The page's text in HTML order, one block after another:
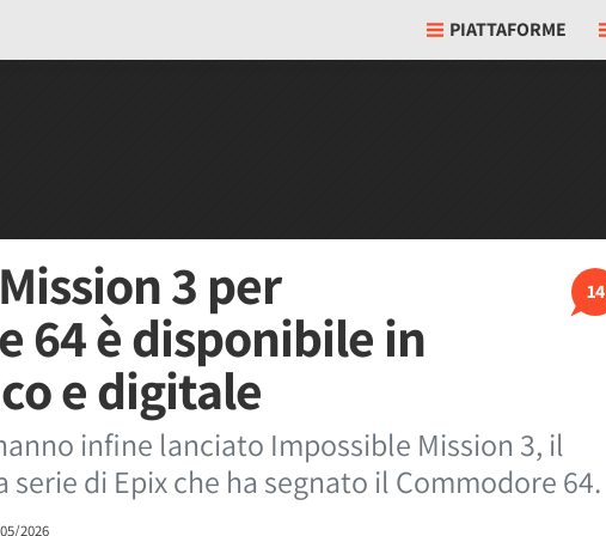
PIATTAFORME
14
3 per
64 è disponibile in
e digitale
infine lanciato Impossible Mission 3, il
di Epix che ha segnato il Commodore 64.
2026